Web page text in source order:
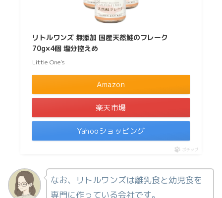
リトルワンズ 無添加 国産天然鮭のフレーク
70g×4個 塩分控えめ
Little One's
Amazon
楽天市場
Yahooショッピング
ポチップ
なお、リトルワンズは離乳食と幼児食を
専門に作っている会社です。